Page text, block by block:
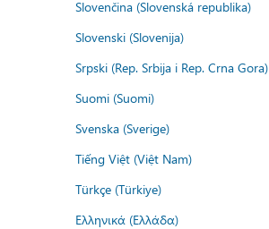
Slovenčina (Slovenská republika)
Slovenski (Slovenija)
Srpski (Rep. Srbija i Rep. Crna Gora)
Suomi (Suomi)
Svenska (Sverige)
Tiếng Việt (Việt Nam)
Türkçe (Türkiye)
Ελληνικά (Ελλάδα)